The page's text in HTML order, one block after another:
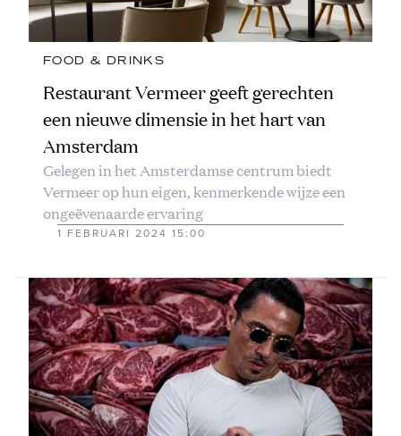
FOOD & DRINKS
Restaurant Vermeer geeft gerechten
een nieuwe dimensie in het hart van
Amsterdam
Gelegen in het Amsterdamse centrum biedt
Vermeer op hun eigen, kenmerkende wijze een
ongeëvenaarde ervaring
1 FEBRUARI 2024 15:00